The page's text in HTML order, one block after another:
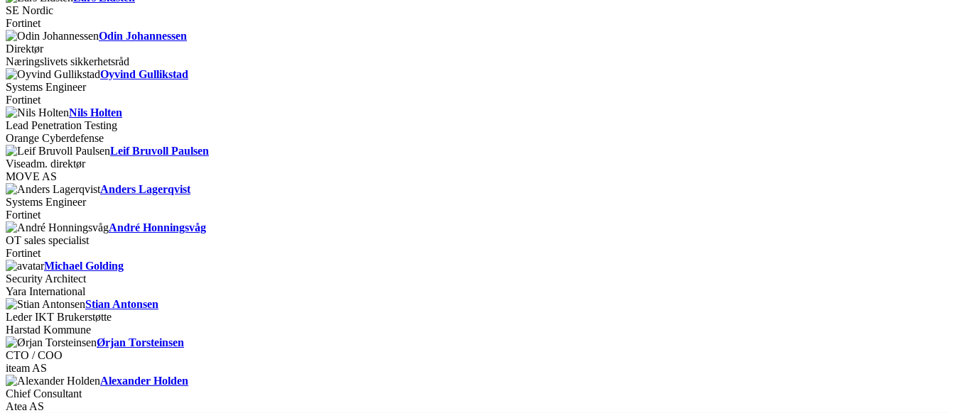
SE Nordic
Fortinet
Odin Johannessen
Direktør
Næringslivets sikkerhetsråd
Oyvind Gullikstad
Systems Engineer
Fortinet
Nils Holten
Lead Penetration Testing
Orange Cyberdefense
Leif Bruvoll Paulsen
Viseadm. direktør
MOVE AS
Anders Lagerqvist
Systems Engineer
Fortinet
André Honningsvåg
OT sales specialist
Fortinet
Michael Golding
Security Architect
Yara International
Stian Antonsen
Leder IKT Brukerstøtte
Harstad Kommune
Ørjan Torsteinsen
CTO / COO
iteam AS
Alexander Holden
Chief Consultant
Atea AS